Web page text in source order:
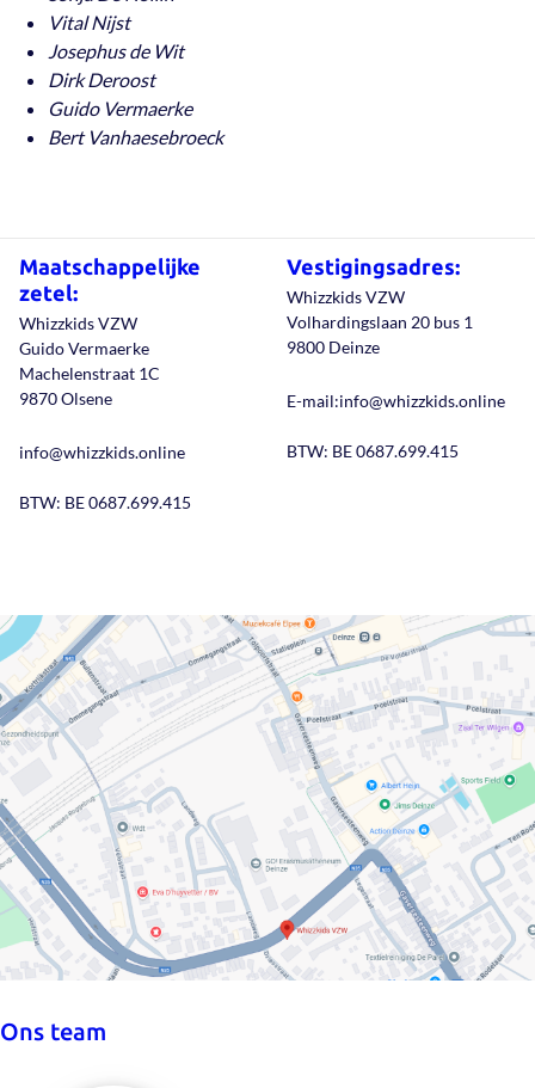
Vital Nijst
Josephus de Wit
Dirk Deroost
Guido Vermaerke
Bert Vanhaesebroeck
Maatschappelijke
zetel:
Whizzkids VZW
Guido Vermaerke
Machelenstraat 1C
9870 Olsene
info@whizzkids.online
BTW: BE 0687.699.415
Vestigingsadres:
Whizzkids VZW
Volhardingslaan 20 bus 1
9800 Deinze
E-mail:info@whizzkids.online
BTW: BE 0687.699.415
Ons team